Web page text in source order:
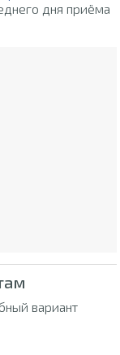
дня приёма
вариант